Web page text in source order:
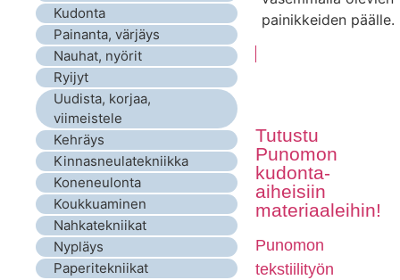
Kudonta
Painanta, värjäys
Nauhat, nyörit
Ryijyt
Uudista, korjaa,
viimeistele
Kehräys
Kinnasneulatekniikka
Koneneulonta
Koukkuaminen
Nahkatekniikat
Nypläys
Paperitekniikat
painikkeiden päälle.
Tutustu
Punomon
kudonta-
aiheisiin
materiaaleihin!
Punomon
tekstiilityön